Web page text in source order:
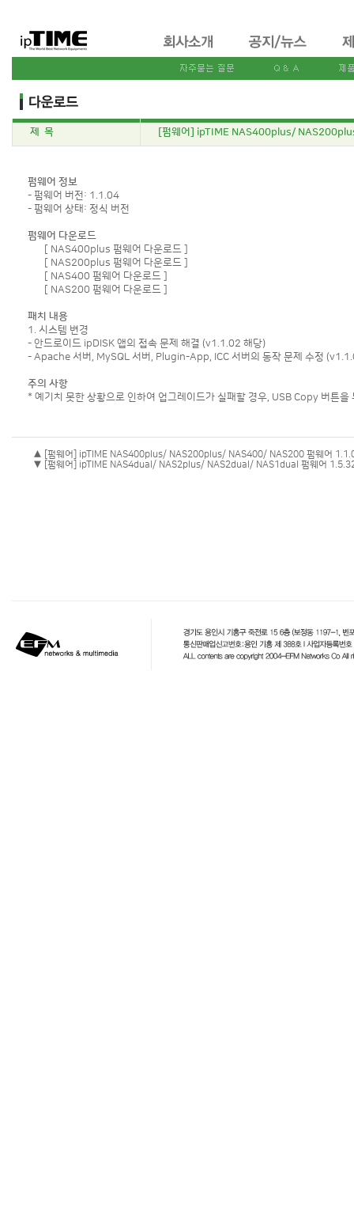
제 목 [펌웨어] ipTIME NAS400plus/
펌웨어 정보
- 펌웨어 버전: 1.1.04
- 펌웨어 상태: 정식 버전
펌웨어 다운로드
NAS400plus 펌웨어 다운로드 ]
NAS200plus 펌웨어 다운로드 ]
NAS400 펌웨어 다운로드 ]
NAS200 펌웨어 다운로드 ]
패치 내용
1. 시스템 변경
- 안드로이드 ipDISK 앱의 접속 문제 해결 (v1.1.02 해당)
- Apache 서버, MySQL 서버, Plugin-App, ICC 서버의 동작 문제 수정
주의 사항
* 예기치 못한 상황으로 인하여 업그레이드가 실패할 경우, USB Copy 버튼
▲ [펌웨어] ipTIME NAS400plus/ NAS200plus/ NAS400/ NAS200 펌웨어
▼ [펌웨어] ipTIME NAS4dual/ NAS2plus/ NAS2dual/ NAS1dual 펌웨어